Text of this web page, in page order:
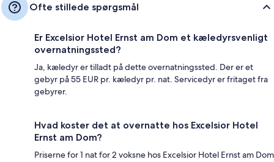
Ofte stillede spørgsmål
Er Excelsior Hotel Ernst am Dom et kæledyrsvenligt
overnatningssted?
Ja, kæledyr er tilladt på dette overnatningssted. Der er et
gebyr på 55 EUR pr. kæledyr pr. nat. Servicedyr er fritaget fra
gebyrer.
Hvad koster det at overnatte hos Excelsior Hotel
Ernst am Dom?
Priserne for 1 nat for 2 voksne hos Excelsior Hotel Ernst am Dom